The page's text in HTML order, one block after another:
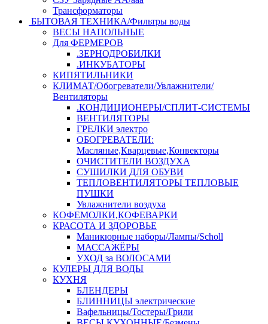
Трансформаторы
БЫТОВАЯ ТЕХНИКА/Фильтры воды
ВЕСЫ НАПОЛЬНЫЕ
Для ФЕРМЕРОВ
.ЗЕРНОДРОБИЛКИ
.ИНКУБАТОРЫ
КИПЯТИЛЬНИКИ
КЛИМАТ/Обогреватели/Увлажнители/
Вентиляторы
.КОНДИЦИОНЕРЫ/СПЛИТ-СИСТЕМЫ
ВЕНТИЛЯТОРЫ
ГРЕЛКИ электро
ОБОГРЕВАТЕЛИ:
Масляные,Кварцевые,Конвекторы
ОЧИСТИТЕЛИ ВОЗДУХА
СУШИЛКИ ДЛЯ ОБУВИ
ТЕПЛОВЕНТИЛЯТОРЫ ТЕПЛОВЫЕ
ПУШКИ
Увлажнители воздуха
КОФЕМОЛКИ,КОФЕВАРКИ
КРАСОТА И ЗДОРОВЬЕ
Маникюрные наборы/Лампы/Scholl
МАССАЖЁРЫ
УХОД за ВОЛОСАМИ
КУЛЕРЫ ДЛЯ ВОДЫ
КУХНЯ
БЛЕНДЕРЫ
БЛИННИЦЫ электрические
Вафельницы/Тостеры/Грили